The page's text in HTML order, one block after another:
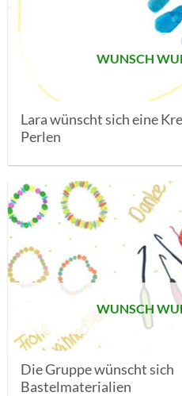
WUNSCH
Lara wünscht sich eine
Perlen
WUNSCH
Die Gruppe wünscht sich
Bastelmaterialien